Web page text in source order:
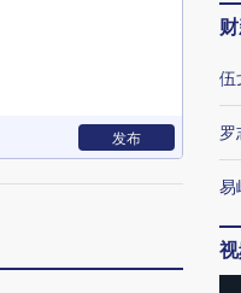
发布
伍
罗
易